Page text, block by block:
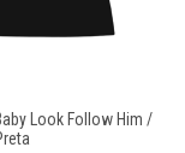
Look Follow Him /